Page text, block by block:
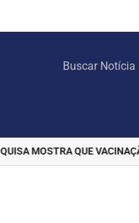
MOSTRA QUE VACINAÇÃO